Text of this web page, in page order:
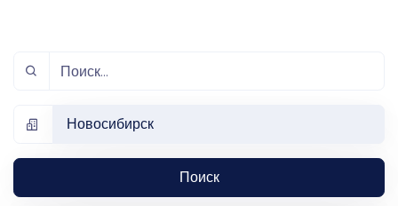
Новосибирск
Поиск